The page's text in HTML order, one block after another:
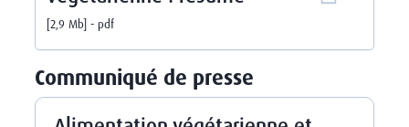
2,9 Mb pdf
Communiqué de presse